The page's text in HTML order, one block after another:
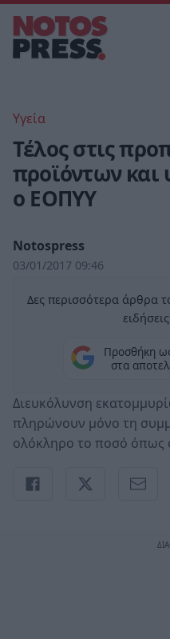
Υγεία
Τέλος στις
προϊόντων και
ο ΕΟΠΥΥ
Notospress
03/01/2017 09:46
Δες περισσότερα άρθρα
Προσθήκη
στα
Διευκόλυνση
πληρώνουν μόνο τη
ολόκληρο το ποσό όπως